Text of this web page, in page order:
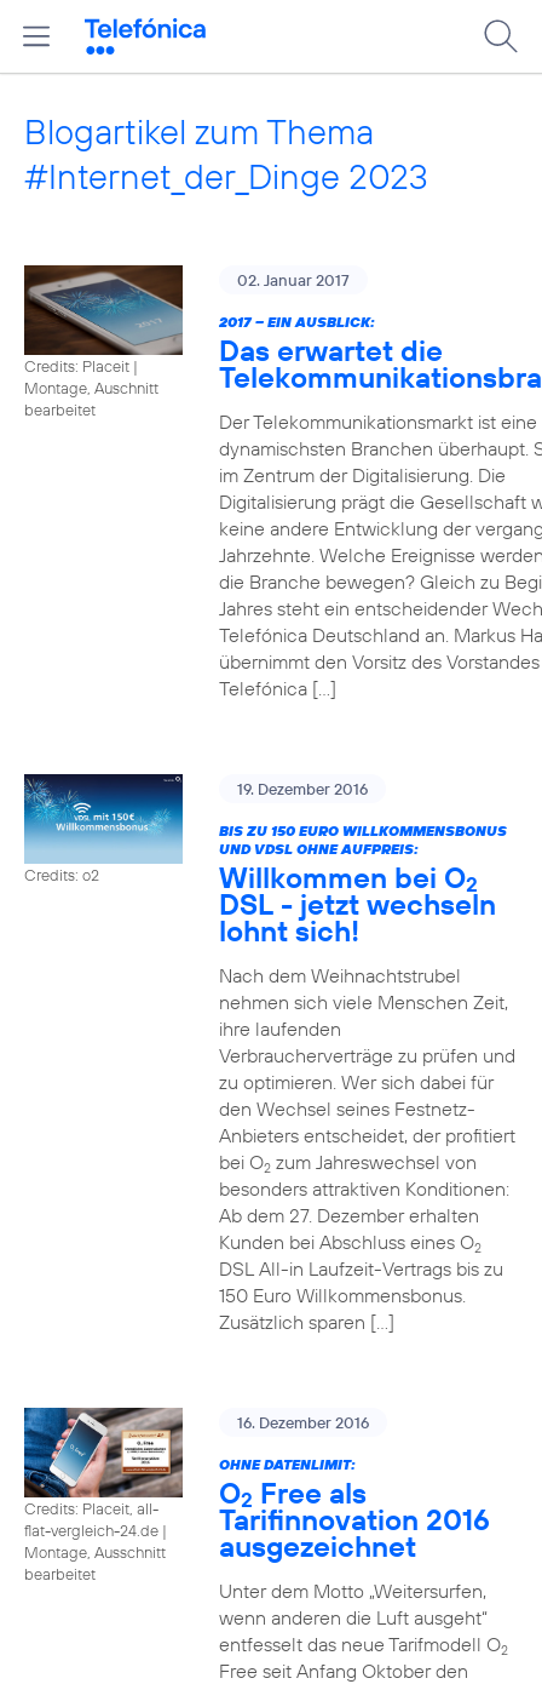
Blogartikel zum Thema
#Internet_der_Dinge 2023
Credits: Placeit |
Montage, Auschnitt
bearbeitet
02. Januar 2017
2017 – EIN AUSBLICK:
Das erwartet die
Der Telekommunikationsmarkt ist eine
dynamischsten Branchen überhaupt.
im Zentrum der Digitalisierung. Die
Digitalisierung prägt die Gesellschaft
keine andere Entwicklung der
Jahrzehnte. Welche Ereignisse
die Branche bewegen? Gleich zu
Jahres steht ein entscheidender
Telefónica Deutschland an. Markus
übernimmt den Vorsitz des
Telefónica […]
Credits: o2
19. Dezember 2016
BIS ZU 150 EURO WILLKOMMENSBONUS
UND VDSL OHNE AUFPREIS:
Willkommen bei O2
DSL - jetzt wechseln
lohnt sich!
Nach dem Weihnachtstrubel
nehmen sich viele Menschen Zeit,
ihre laufenden
Verbraucherverträge zu prüfen und
zu optimieren. Wer sich dabei für
den Wechsel seines Festnetz-
Anbieters entscheidet, der profitiert
bei O2zum Jahreswechsel von
besonders attraktiven Konditionen:
Ab dem 27. Dezember erhalten
Kunden bei Abschluss eines O2
DSL All-in Laufzeit-Vertrags bis zu
150 Euro Willkommensbonus.
Zusätzlich sparen […]
Credits: Placeit, all-
flat-vergleich-24.de |
Montage, Ausschnitt
bearbeitet
16. Dezember 2016
OHNE DATENLIMIT:
O2 Free als
Tarifinnovation 2016
ausgezeichnet
Unter dem Motto „Weitersurfen,
wenn anderen die Luft ausgeht“
entfesselt das neue Tarifmodell O2
Free seit Anfang Oktober den